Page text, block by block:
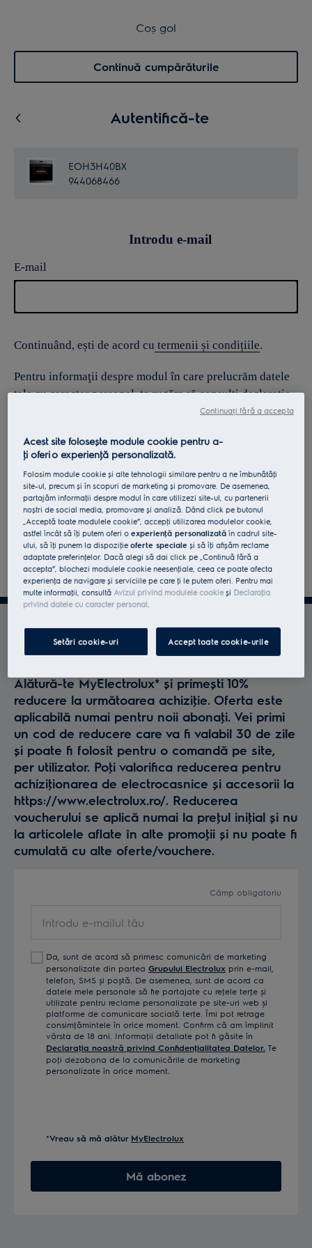
Menu 0
Coș de cumpărături
Coș gol
Continuă cumpărăturile
Autentifică-te
EOH3H40BX
944068466
Introdu e-mail
E-mail
Continuând, ești de acord cu termenii și condițiile.
Pentru informaţii despre modul în care prelucrăm datele
tale cu caracter personal, te rugăm să consulţi declaraţia
Profită la maxim de
Electrolux
Alătură-te MyElectrolux* și primești 10%
reducere la următoarea achiziţie. Oferta este
aplicabilă numai pentru noii abonaţi. Vei primi
un cod de reducere care va fi valabil 30 de zile
și poate fi folosit pentru o comandă pe site,
per utilizator. Poţi valorifica reducerea pentru
achiziţionarea de electrocasnice și accesorii la
https://www.electrolux.ro/. Reducerea
voucherului se aplică numai la preţul iniţial și nu
la articolele aflate în alte promoţii și nu poate fi
cumulată cu alte oferte/vouchere.
Câmp obligatoriu
Da, sunt de acord să primesc comunicări de marketing
personalizate din partea Grupului Electrolux prin e-mail,
telefon, SMS și poștă. De asemenea, sunt de acord ca
datele mele personale să fie partajate cu reţele terţe și
utilizate pentru reclame personalizate pe site-uri web și
platforme de comunicare socială terţe. Îmi pot retrage
consimţămintele în orice moment. Confirm că am împlinit
vârsta de 18 ani. Informaţii detaliate pot fi găsite în
Declaraţia noastră privind Confidenţialitatea Datelor. Te
poţi dezabona de la comunicările de marketing
personalizate în orice moment.
*Vreau să mă alătur MyElectrolux
Mă abonez
Acest site folosește module cookie pentru a-
ţi oferi o experienţă personalizată.
Folosim module cookie și alte tehnologii similare pentru a ne îmbunătăţi
site-ul, precum și în scopuri de marketing și promovare. De asemenea,
partajăm informaţii despre modul în care utilizezi site-ul, cu partenerii
noștri de social media, promovare și analiză. Dând click pe butonul
„Acceptă toate modulele cookie”, accepţi utilizarea modulelor cookie,
astfel încât să îţi putem oferi oexperienţă personalizată în cadrul site-
ului, să îţi punem la dispoziţieoferte speciale și să îţi afișăm reclame
adaptate preferinţelor. Dacă alegi să dai click pe „Continuă fără a
accepta”, blochezi modulele cookie neesenţiale, ceea ce poate afecta
experienţa de navigare și serviciile pe care ţi le putem oferi. Pentru mai
multe informaţii, consultă Avizul privind modulele cookieși Declaraţia
privind datele cu caracter personal.
Setări cookie-uri Accept toate cookie-urile
Continuați fără a accepta